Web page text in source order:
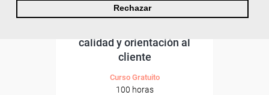
Rechazar
Grupo Femxa
calidad y orientación al
cliente
Curso Gratuito
100 horas